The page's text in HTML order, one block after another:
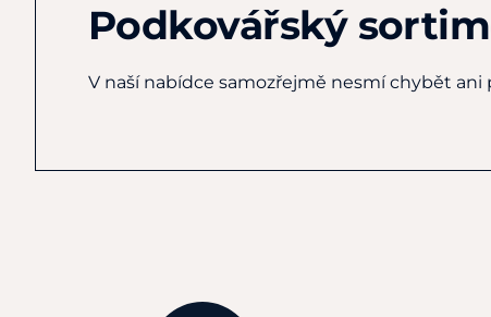
Podkovářský
V naší nabídce samozřejmě nesmí chybět